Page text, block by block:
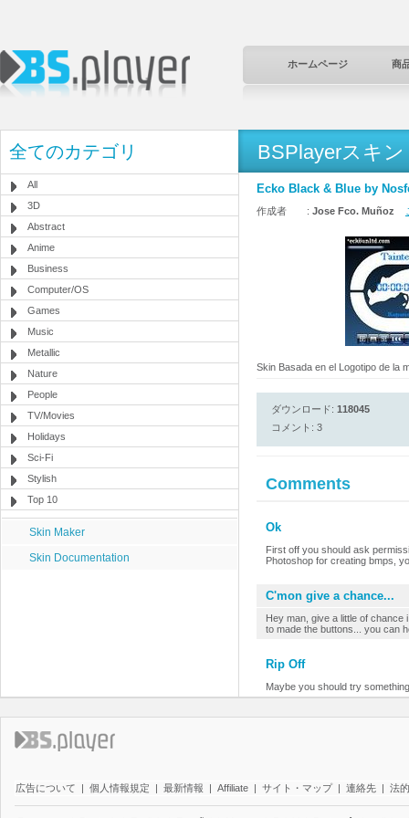
ホームページ 商
全てのカテゴリ
All
3D
Abstract
Anime
Business
Computer/OS
Games
Music
Metallic
Nature
People
TV/Movies
Holidays
Sci-Fi
Stylish
Top 10
Skin Maker
Skin Documentation
BSPlayerスキン
Ecko Black & Blue by
作成者 : Jose Fco. Muñoz
Skin Basada en el Logotipo de la
ダウンロード: 118045
コメント: 3
Comments
Ok
First off you should ask
Photoshop for creating bmps,
C'mon give a chance...
Hey man, give a little of
to made the buttons... you can
Rip Off
Maybe you should try
広告について | 個人情報規定 | 最新情報 | Affiliate | サイト・マップ | 連絡先 | 法